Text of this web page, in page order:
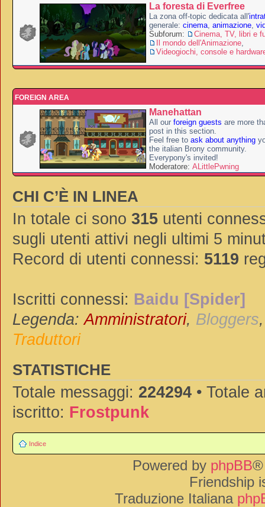
La foresta di Everfree
La zona off-topic dedicata all'
generale: cinema, animazione,
Subforum:
Cinema, TV, libri e
Il mondo dell'Animazione,
Videogiochi, console e
FOREIGN AREA
Manehattan
All our foreign guests are more
post in this section.
Feel free to ask about anything
the italian Brony community.
Everypony's invited!
Moderatore: ALittlePwning
CHI C’È IN LINEA
In totale ci sono 315 utenti
sugli utenti attivi negli ultimi 5
Record di utenti connessi: 5119
Iscritti connessi: Baidu [Spider]
Legenda:Amministratori, Bloggers
Traduttori
STATISTICHE
Totale messaggi: 224294 • Totale
iscritto: Frostpunk
Indice
Powered by phpBB®
Friendship
Traduzione Italiana